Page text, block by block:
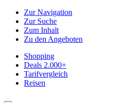
Zur Navigation
Zur Suche
Zum Inhalt
Zu den Angeboten
Shopping
Deals 2.000+
Tarifvergleich
Reisen